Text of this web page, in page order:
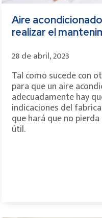
Aire
realizar el
28 de abril, 2023
Tal como sucede con
para que un aire
adecuadamente hay
indicaciones del
que hará que no
útil.